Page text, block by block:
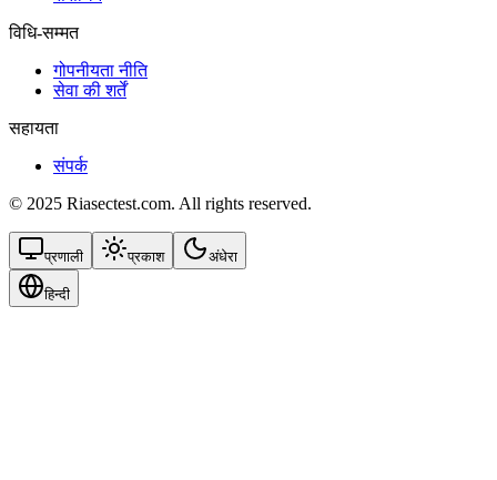
विधि-सम्‍मत
गोपनीयता नीति
सेवा की शर्तें
सहायता
संपर्क
© 2025 Riasectest.com. All rights reserved.
प्रणाली प्रकाश अंधेरा
हिन्दी